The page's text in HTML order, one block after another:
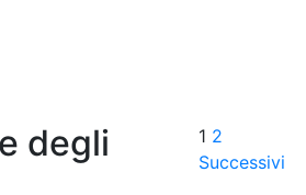
degli
1 2
Successivi